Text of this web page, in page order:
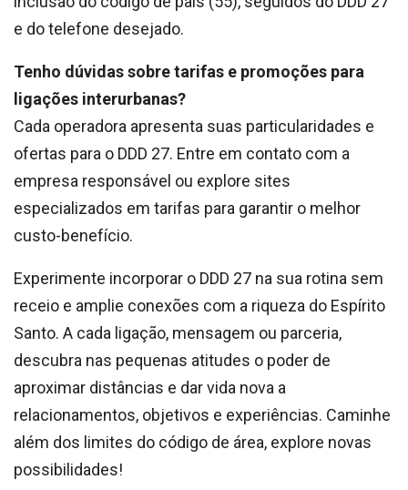
e do telefone desejado.
Tenho dúvidas sobre tarifas e promoções para
ligações interurbanas?
Cada operadora apresenta suas particularidades e
ofertas para o DDD 27. Entre em contato com a
empresa responsável ou explore sites
especializados em tarifas para garantir o melhor
custo-benefício.
Experimente incorporar o DDD 27 na sua rotina sem
receio e amplie conexões com a riqueza do Espírito
Santo. A cada ligação, mensagem ou parceria,
descubra nas pequenas atitudes o poder de
aproximar distâncias e dar vida nova a
relacionamentos, objetivos e experiências. Caminhe
além dos limites do código de área, explore novas
possibilidades!